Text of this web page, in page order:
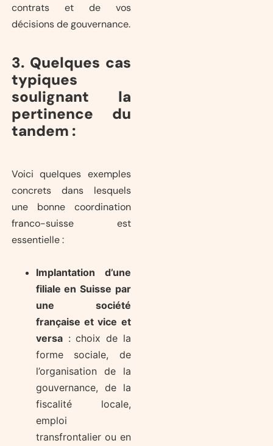
contrats et de vos
décisions de gouvernance.
3. Quelques cas
typiques
soulignant la
pertinence du
tandem :
Voici quelques exemples
concrets dans lesquels
une bonne coordination
franco-suisse est
essentielle :
Implantation d’une
filiale en Suisse par
une société
française et vice et
versa: choix de la
forme sociale, de
l’organisation de la
gouvernance, de la
fiscalité locale,
emploi
transfrontalier ou en